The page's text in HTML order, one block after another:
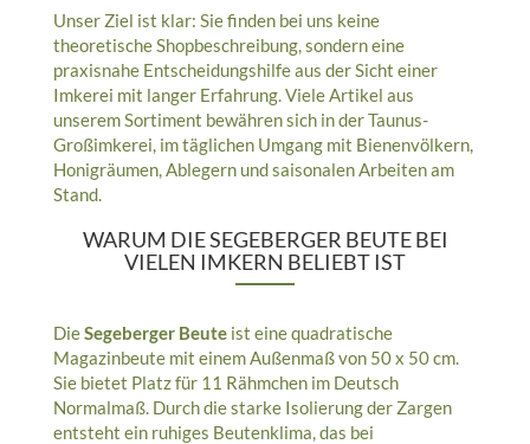
Unser Ziel ist klar: Sie finden bei uns keine
theoretische Shopbeschreibung, sondern eine
praxisnahe Entscheidungshilfe aus der Sicht einer
Imkerei mit langer Erfahrung. Viele Artikel aus
unserem Sortiment bewähren sich in der Taunus-
Großimkerei, im täglichen Umgang mit Bienenvölkern,
Honigräumen, Ablegern und saisonalen Arbeiten am
Stand.
WARUM DIE SEGEBERGER BEUTE BEI
VIELEN IMKERN BELIEBT IST
DieSegeberger Beute ist eine quadratische
Magazinbeute mit einem Außenmaß von 50 x 50 cm.
Sie bietet Platz für 11 Rähmchen im Deutsch
Normalmaß. Durch die starke Isolierung der Zargen
entsteht ein ruhiges Beutenklima, das bei